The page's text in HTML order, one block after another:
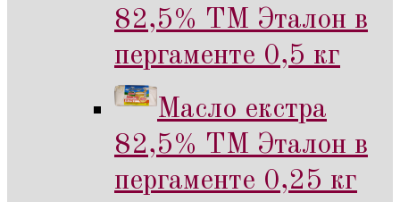
82,5% ТМ Эталон в
пергаменте 0,5 кг
Масло екстра
82,5% ТМ Эталон в
пергаменте 0,25 кг